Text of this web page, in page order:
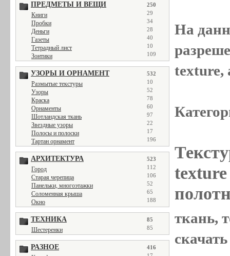
ПРЕДМЕТЫ И ВЕЩИ 250
Книги 29
Пробки 34
Деньги 28
Газеты 40
Тетрадный лист 10
Зонтики 109
УЗОРЫ И ОРНАМЕНТ 532
Размытые текстуры 10
Узоры 52
Краска 78
Орнаменты 60
Шотландская ткань 97
Звездные узоры 22
Полосы и полоски 17
Тартан орнамент 196
АРХИТЕКТУРА 523
Город 112
Старая черепица 106
Панельки, многоэтажки 52
Соломенная крыша 65
Окно 188
ТЕХНИКА 85
Шестеренки 85
РАЗНОЕ 416
На
texture,
ткань,